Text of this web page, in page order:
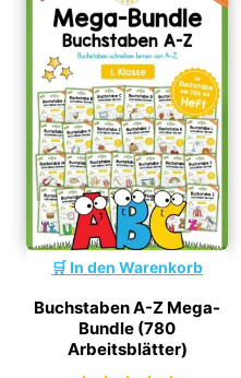
In den Warenkorb
Buchstaben A-Z Mega-
Bundle (780
Arbeitsblätter)